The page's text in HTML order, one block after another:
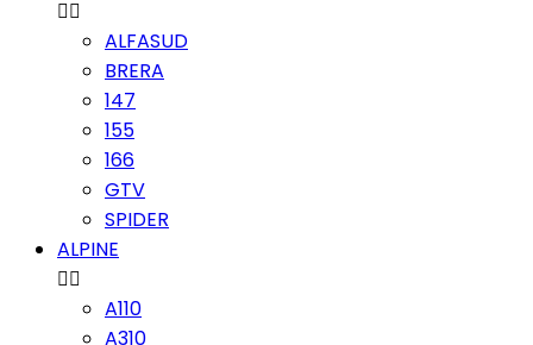

ALFASUD
BRERA
147
155
166
GTV
SPIDER
ALPINE

A110
A310